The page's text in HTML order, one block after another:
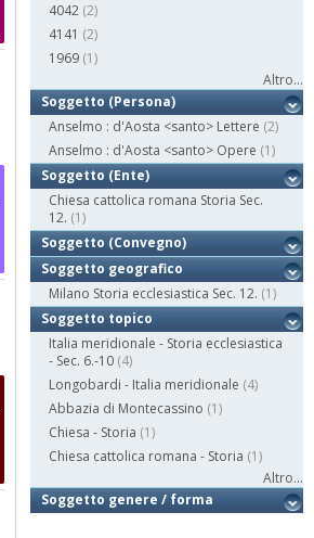
4042 (2)
4141 (2)
1969 (1)
Altro...
Soggetto (Persona)
Anselmo : d'Aosta <santo> Lettere (2)
Anselmo : d'Aosta <santo> Opere (1)
Soggetto (Ente)
Chiesa cattolica romana Storia Sec.
12. (1)
Soggetto (Convegno)
Soggetto geografico
Milano Storia ecclesiastica Sec. 12. (1)
Soggetto topico
Italia meridionale - Storia ecclesiastica
- Sec. 6.-10 (4)
Longobardi - Italia meridionale (4)
Abbazia di Montecassino (1)
Chiesa - Storia (1)
Chiesa cattolica romana - Storia (1)
Altro...
Soggetto genere / forma